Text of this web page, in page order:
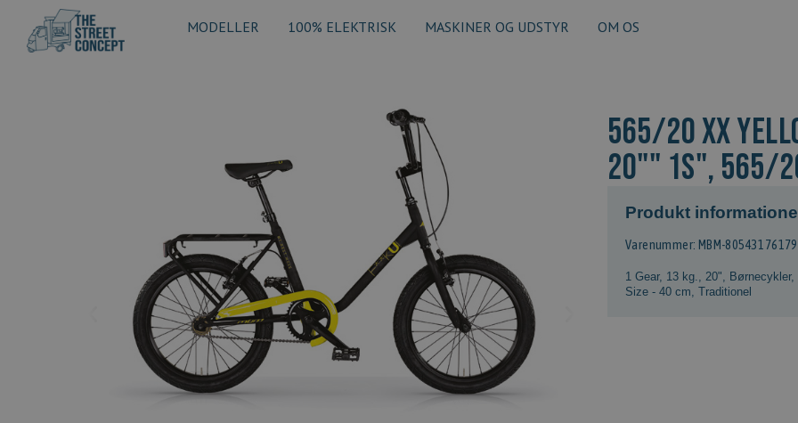
MODELLER 100% ELEKTRISK MASKINER OG UDSTYR OM OS
565/20 XX
20"" 1S", 565/
Produkt
Varenummer: MBM-
1 Gear, 13 kg. 20" Børnecykler,
Size - 40 cm Traditionel